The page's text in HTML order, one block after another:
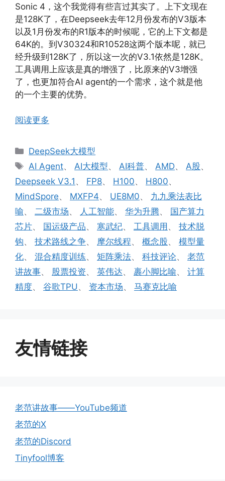
Sonic 4，这个我觉得有些言过其实了。上下文现在
是128K了，在Deepseek去年12月份发布的V3版本
以及1月份发布的R1版本的时候呢，它的上下文都是
64K的。到V30324和R10528这两个版本呢，就已
经升级到128K了，所以这一次的V3.1依然是128K。
工具调用上应该是真的增强了，比原来的V3增强
了，也更加符合AI agent的一个需求，这个就是他
的一个主要的优势。
阅读更多
分
类
DeepSeek大模型
标
AI Agent、 AI大模型、 AI科普、 AMD、 A股、
Deepseek V3.1 、 FP8、 H100、 H800、
MindSpore、 MXFP4、 UE8M0、 九九乘法表比
喻、 二级市场、 人工智能、 华为升腾、 国产算力
芯片、 国运级产品、 寒武纪、 工具调用 、 技术脱
钩、 技术路线之争、 摩尔线程、 概念股、 模型量
化、 混合精度训练、 矩阵乘法、 科技评论、 老范
讲故事、 股票投资、 英伟达、 裹小脚比喻、 计算
精度、 谷歌TPU、 资本市场、 马赛克比喻
友情链接
老范讲故事——YouTube频道
老范的X
老范的Discord
Tinyfool博客